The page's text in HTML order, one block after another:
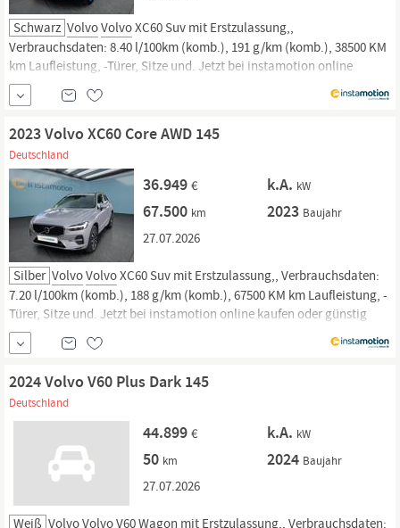
Schwarz VolvoVolvoXC60 Suv mit Erstzulassung,,
Verbrauchsdaten: 8.40 l/100km (komb.), 191 g/km (komb.), 38500 KM
km Laufleistung, -Türer, Sitze und. Jetzt bei instamotion online
kaufen oder günstig finanzieren. Nur geprüfte Fahrzeuge mit
Garantie, 14 Tage Rückgaberecht und Lieferung vor die Haustür. Jetzt
2023 Volvo XC60 Core AWD 145
Deutschland
36.949 € k.A. kW
67.500 km 2023 Baujahr
27.07.2026
Silber VolvoVolvoXC60 Suv mit Erstzulassung,, Verbrauchsdaten:
7.20 l/100km (komb.), 188 g/km (komb.), 67500 KM km Laufleistung, -
Türer, Sitze und. Jetzt bei instamotion online kaufen oder günstig
finanzieren. Nur geprüfte Fahrzeuge mit Garantie, 14 Tage
Rückgaberecht und Lieferung vor die Haustür. Jetzt informieren!
2024 Volvo V60 Plus Dark 145
Deutschland
44.899 € k.A. kW
50 km 2024 Baujahr
27.07.2026
Weiß VolvoVolvoV60 Wagon mit Erstzulassung,, Verbrauchsdaten: